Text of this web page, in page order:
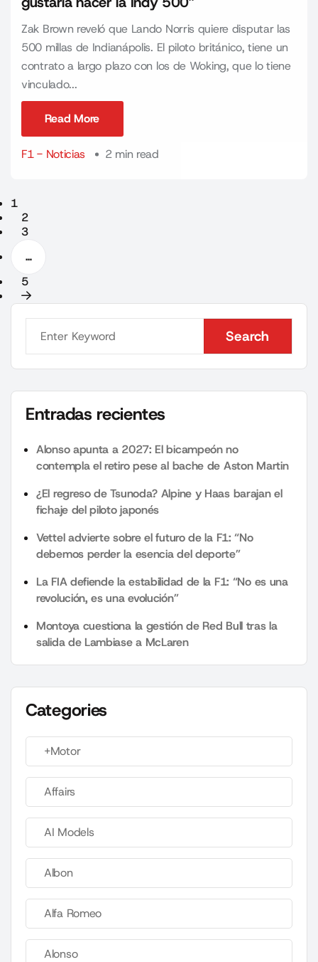
Zak Brown reveló que Lando Norris quiere disputar las
500 millas de Indianápolis. El piloto británico, tiene un
contrato a largo plazo con los de Woking, que lo tiene
vinculado...
Read More
F1 - Noticias
2 min read
1
2
3
…
5
Search
Search
Entradas recientes
Alonso apunta a 2027: El bicampeón no
contempla el retiro pese al bache de Aston Martin
¿El regreso de Tsunoda? Alpine y Haas barajan el
fichaje del piloto japonés
Vettel advierte sobre el futuro de la F1: “No
debemos perder la esencia del deporte”
La FIA defiende la estabilidad de la F1: “No es una
revolución, es una evolución”
Montoya cuestiona la gestión de Red Bull tras la
salida de Lambiase a McLaren
Categories
+Motor
Affairs
AI Models
Albon
Alfa Romeo
Alonso